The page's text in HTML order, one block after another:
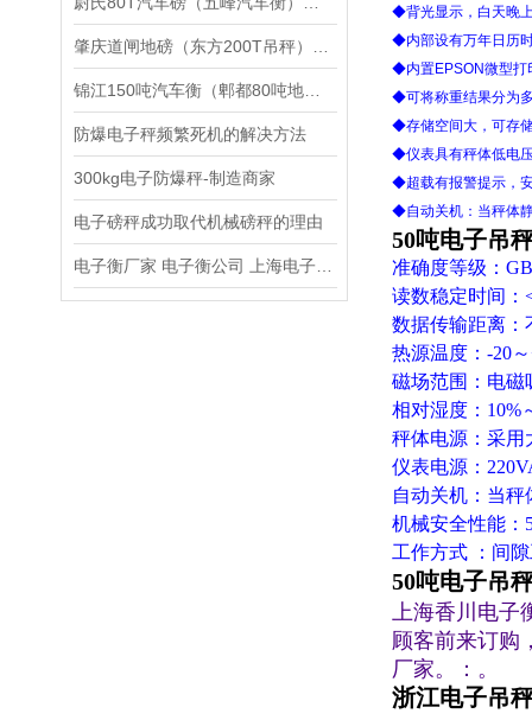
防爆电子秤频繁死机的解决方法
300kg电子防爆秤-制造商家
电子磅秤成功取代机械磅秤的理由
◆背光显示，白天晚
◆内部设有万年日历
◆内置EPSON微型打
◆可将称重结果分为
◆存储空间大，可存
◆仪表具有秤体低电
◆超载有报警提示，
◆自动关机：当秤体
50吨电子吊
准确度等级：
读数稳定时间：
数据传输距离：
热源温度：-20
磁场范围：电磁
相对湿度：10%
秤体电源：采用
仪表电源：
自动关机：当
机械安全性能：
工作方式 ：间
50吨电子吊
上海香川电子
顾客前来订购
厂家。：。
浙江电子吊